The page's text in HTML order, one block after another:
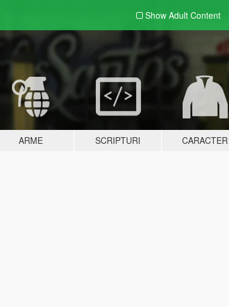
Show Adult Content
ARME SCRIPTURI CARACTER